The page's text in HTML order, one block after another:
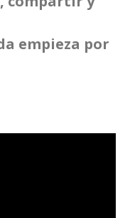
empieza por